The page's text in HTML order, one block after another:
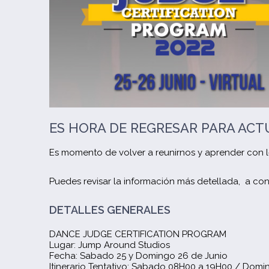
ES HORA DE REGRESAR PARA
Es momento de volver a reunirnos y aprender con
Puedes revisar la información más detellada, a
DETALLES GENERALES
DANCE JUDGE CERTIFICATION PROGRAM
Lugar: Jump Around Studios
Fecha: Sabado 25 y Domingo 26 de Junio
Itinerario Tentativo: Sabado 08H00 a 19H00 /